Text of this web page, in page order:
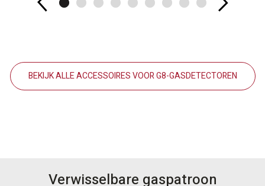
BEKIJK ALLE ACCESSOIRES VOOR G8-GASDETECTOREN
Verwisselbare gaspatroon